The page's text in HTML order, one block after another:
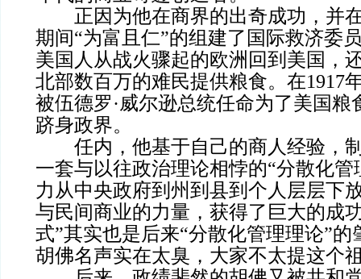
正因为他在商界的出奇成功，并
期间“为富且仁”的组建了国际救济委
美国人从战火骤起的欧洲回到美国，
北部数百万的难民提供粮食。在1917
被伍德罗·威尔逊总统任命为了美国粮
跻身政界。
任内，他基于自己的商人经验，
一套与以往政治理论相悖的“分散化管
力从中央政府到州到县到个人层层下
与民间商业的力量，获得了巨大的成
式”其实也是后来“分散化管理理论”
胡佛名声实在太臭，大家不太提这个